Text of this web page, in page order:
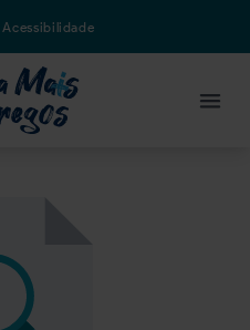
Acessibilidade